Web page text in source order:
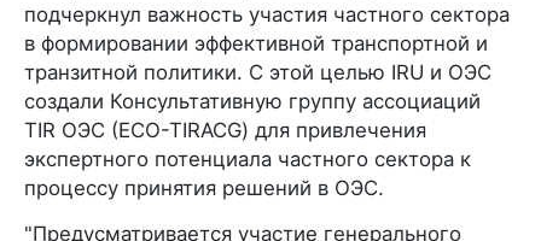
подчеркнул важность участия частного сектора
в формировании эффективной транспортной и
транзитной политики. С этой целью IRU и ОЭС
создали Консультативную группу ассоциаций
TIR ОЭС (ECO-TIRACG) для привлечения
экспертного потенциала частного сектора к
процессу принятия решений в ОЭС.
"Предусматривается участие генерального